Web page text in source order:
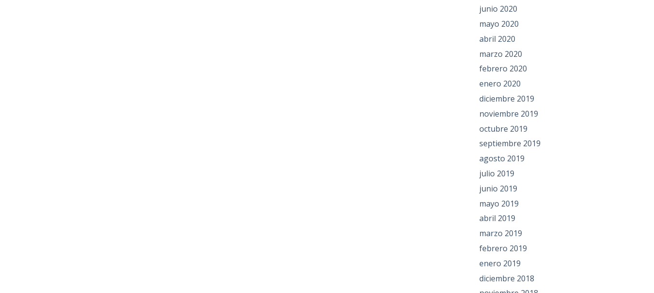
junio 2020
mayo 2020
abril 2020
marzo 2020
febrero 2020
enero 2020
diciembre 2019
noviembre 2019
octubre 2019
septiembre 2019
agosto 2019
julio 2019
junio 2019
mayo 2019
abril 2019
marzo 2019
febrero 2019
enero 2019
diciembre 2018